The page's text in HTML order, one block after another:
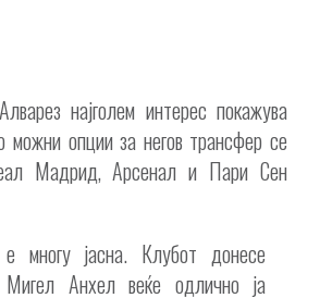
најголем интерес покажува
можни опции за негов трансфер се
Мадрид, Арсенал и Пари Сен
е многу јасна. Клубот донесе
Анхел веќе одлично ја